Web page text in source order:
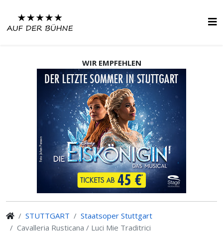
WIR EMPFEHLEN
STUTTGART
Staatsoper Stuttgart
Cavalleria Rusticana / Luci Mie Traditrici